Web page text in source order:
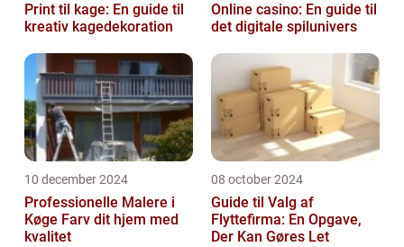
Print til kage: En guide til
kreativ kagedekoration
Online casino: En guide til
det digitale spilunivers
10 december 2024
Professionelle Malere i
Køge Farv dit hjem med
kvalitet
08 october 2024
Guide til Valg af
Flyttefirma: En Opgave,
Der Kan Gøres Let